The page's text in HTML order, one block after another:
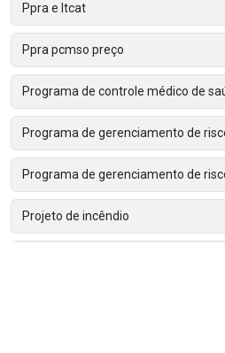
Ppra e ltcat
Ppra pcmso preço
Programa de controle médico de
Programa de gerenciamento de
Programa de gerenciamento de
Projeto de incêndio